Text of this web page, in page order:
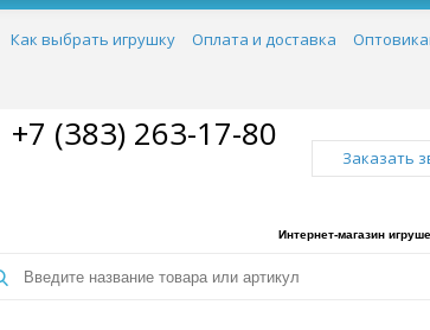
Как выбрать игрушку Оплата и доставка
+7 (383) 263-17-80
Заказать
Интернет-магазин